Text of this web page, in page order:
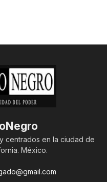
centrados en la ciudad de
México.